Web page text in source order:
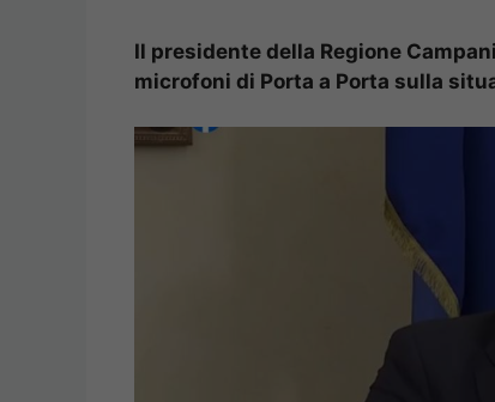
Il presidente della Regione
microfoni di Porta a Porta sulla